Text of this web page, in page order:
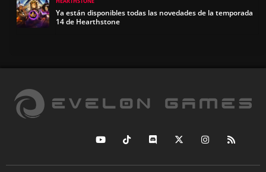
Ya están disponibles todas las novedades de la temporada
14 de Hearthstone